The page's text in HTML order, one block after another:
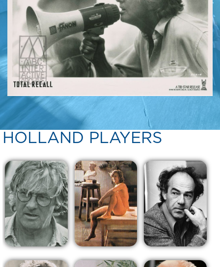
HOLLAND PLAYERS